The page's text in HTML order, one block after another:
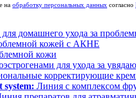
на обработку персональных данных согласно
домашнего ухода за
кожей с АКНЕ
кожи
для ухода за
корректирующие
Линия с комплексом